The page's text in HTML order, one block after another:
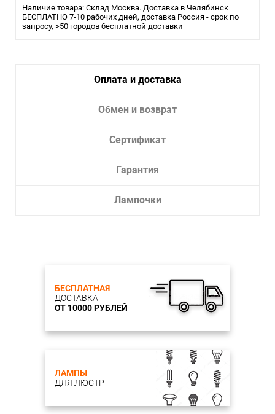
Помещение:
Большой зал, Гостиная, Кухня,
Спальня, Ресторан
накаливания или LED
Наличие товара: Склад Москва. Доставка в Челябинск
БЕСПЛАТНО 7-10 рабочих дней, доставка Россия - срок по
запросу, >50 городов бесплатной доставки
Оплата и доставка
Обмен и возврат
Сертификат
Гарантия
Лампочки
БЕСПЛАТНАЯ
ДОСТАВКА
ОТ 10000 РУБЛЕЙ
ЛАМПЫ
ДЛЯ ЛЮСТР